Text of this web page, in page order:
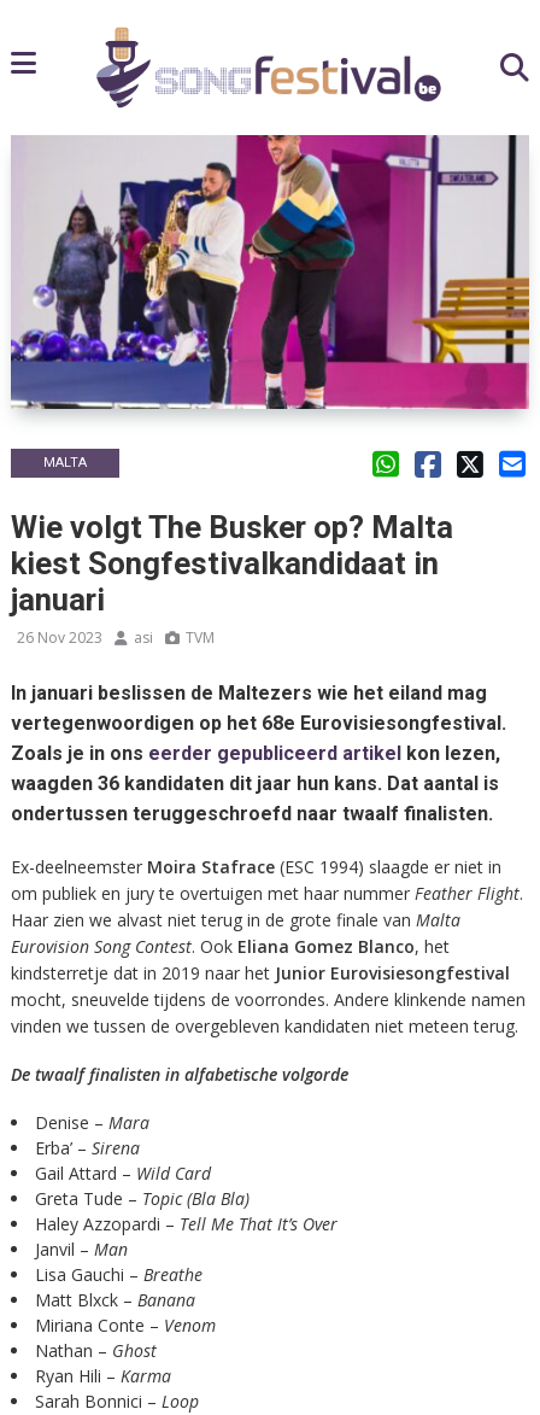
MALTA
Wie volgt The Busker op? Malta
kiest Songfestivalkandidaat in
januari
26 Nov 2023 asi TVM
In januari beslissen de Maltezers wie het eiland mag
vertegenwoordigen op het 68e Eurovisiesongfestival.
Zoals je in ons eerder gepubliceerd artikelkon lezen,
waagden 36 kandidaten dit jaar hun kans. Dat aantal is
ondertussen teruggeschroefd naar twaalf finalisten.
Ex-deelneemster Moira Stafrace(ESC 1994) slaagde er niet in
om publiek en jury te overtuigen met haar nummer Feather Flight.
Haar zien we alvast niet terug in de grote finale van Malta
Eurovision Song Contest. Ook Eliana Gomez Blanco, het
kindsterretje dat in 2019 naar het Junior Eurovisiesongfestival
mocht, sneuvelde tijdens de voorrondes. Andere klinkende namen
vinden we tussen de overgebleven kandidaten niet meteen terug.
De twaalf finalisten in alfabetische volgorde
Denise – Mara
Erba’ – Sirena
Gail Attard – Wild Card
Greta Tude – Topic (Bla Bla)
Haley Azzopardi – Tell Me That It’s Over
Janvil – Man
Lisa Gauchi – Breathe
Matt Blxck – Banana
Miriana Conte – Venom
Nathan – Ghost
Ryan Hili – Karma
Sarah Bonnici – Loop